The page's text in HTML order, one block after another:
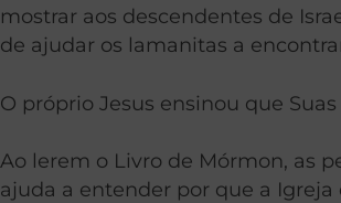
mostrar aos descendentes de
de ajudar os lamanitas a
O próprio Jesus ensinou que
Ao lerem o Livro de Mórmon, as
ajuda a entender por que a Igreja